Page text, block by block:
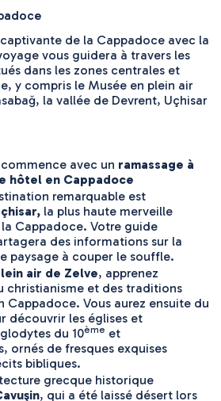
de la Cappadoce avec la
vous guidera à travers les
dans les zones centrales et
y compris le Musée en plein air
la vallée de Devrent, Uçhisar
avec un ramassage à
hôtel en Cappadoce
remarquable est
la plus haute merveille
Cappadoce. Votre guide
des informations sur la
paysage à couper le souffle.
air de Zelve, apprenez
christianisme et des traditions
Cappadoce. Vous aurez ensuite du
découvrir les églises et
du 10ème et
ornés de fresques exquises
bibliques.
grecque historique
, qui a été laissé désert lors